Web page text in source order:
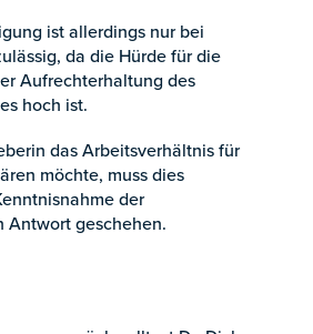
ist allerdings nur bei
da die Hürde für die
Aufrechterhaltung des
hoch ist.
das Arbeitsverhältnis für
möchte, muss dies
der
Antwort geschehen.